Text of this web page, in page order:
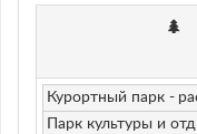
Курортный парк -
Парк культуры и